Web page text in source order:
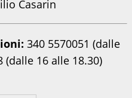
Casarin
340 5570051 (dalle
(dalle 16 alle 18.30)